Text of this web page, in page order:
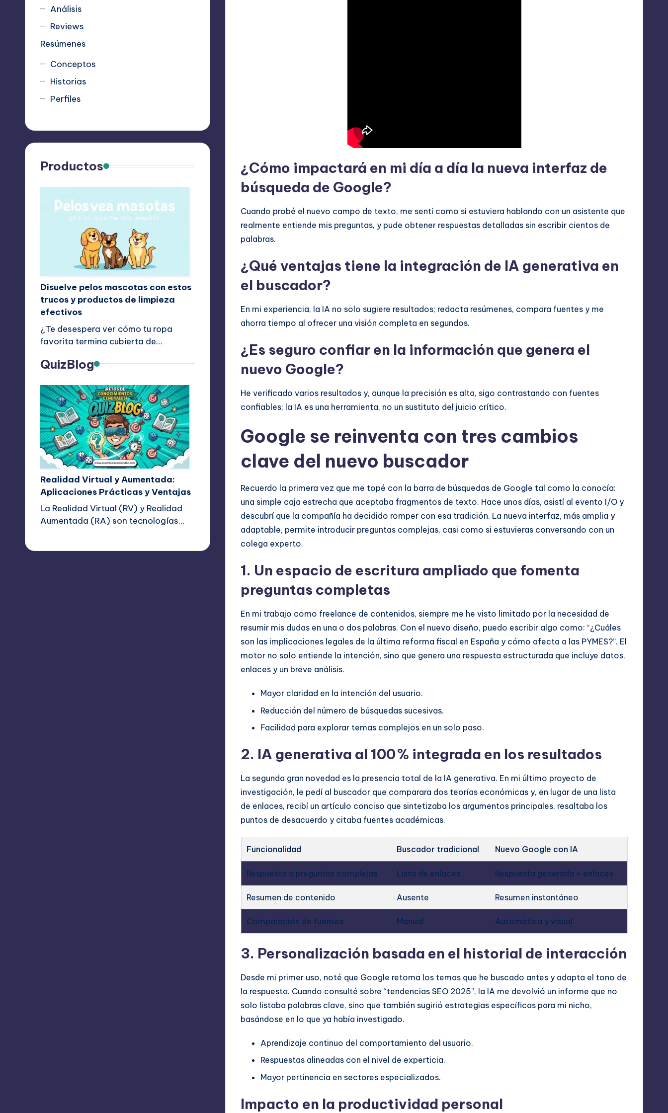
¿Cómo impactará en mi día a día la nueva interfaz de
búsqueda de Google?
Cuando probé el nuevo campo de texto, me sentí como si estuviera hablando con un asistente que
realmente entiende mis preguntas, y pude obtener respuestas detalladas sin escribir cientos de
palabras.
¿Qué ventajas tiene la integración de IA generativa en
el buscador?
En mi experiencia, la IA no solo sugiere resultados; redacta resúmenes, compara fuentes y me
ahorra tiempo al ofrecer una visión completa en segundos.
¿Es seguro confiar en la información que genera el
nuevo Google?
He verificado varios resultados y, aunque la precisión es alta, sigo contrastando con fuentes
confiables; la IA es una herramienta, no un sustituto del juicio crítico.
Google se reinventa con tres cambios
clave del nuevo buscador
Recuerdo la primera vez que me topé con la barra de búsquedas de Google tal como la conocía:
una simple caja estrecha que aceptaba fragmentos de texto. Hace unos días, asistí al evento I/O y
descubrí que la compañía ha decidido romper con esa tradición. La nueva interfaz, más amplia y
adaptable, permite introducir preguntas complejas, casi como si estuvieras conversando con un
colega experto.
1. Un espacio de escritura ampliado que fomenta
preguntas completas
En mi trabajo como freelance de contenidos, siempre me he visto limitado por la necesidad de
resumir mis dudas en una o dos palabras. Con el nuevo diseño, puedo escribir algo como: “¿Cuáles
son las implicaciones legales de la última reforma fiscal en España y cómo afecta a las PYMES?”. El
motor no solo entiende la intención, sino que genera una respuesta estructurada que incluye datos,
enlaces y un breve análisis.
Mayor claridad en la intención del usuario.
Reducción del número de búsquedas sucesivas.
Facilidad para explorar temas complejos en un solo paso.
2. IA generativa al 100 % integrada en los resultados
La segunda gran novedad es la presencia total de la IA generativa. En mi último proyecto de
investigación, le pedí al buscador que comparara dos teorías económicas y, en lugar de una lista
de enlaces, recibí un artículo conciso que sintetizaba los argumentos principales, resaltaba los
puntos de desacuerdo y citaba fuentes académicas.
Funcionalidad Buscador tradicional Nuevo Google con IA
Respuesta a preguntas complejas Lista de enlaces Respuesta generada + enlaces
Resumen de contenido Ausente Resumen instantáneo
Comparación de fuentes Manual Automática y visual
3. Personalización basada en el historial de interacción
Desde mi primer uso, noté que Google retoma los temas que he buscado antes y adapta el tono de
la respuesta. Cuando consulté sobre “tendencias SEO 2025”, la IA me devolvió un informe que no
solo listaba palabras clave, sino que también sugirió estrategias específicas para mi nicho,
basándose en lo que ya había investigado.
Aprendizaje continuo del comportamiento del usuario.
Respuestas alineadas con el nivel de experticia.
Mayor pertinencia en sectores especializados.
Impacto en la productividad personal
Análisis
Reviews
Resúmenes
Conceptos
Historias
Perfiles
Productos
Disuelve pelos mascotas con estos
trucos y productos de limpieza
efectivos
¿Te desespera ver cómo tu ropa
favorita termina cubierta de…
QuizBlog
Realidad Virtual y Aumentada:
Aplicaciones Prácticas y Ventajas
La Realidad Virtual (RV) y Realidad
Aumentada (RA) son tecnologías…